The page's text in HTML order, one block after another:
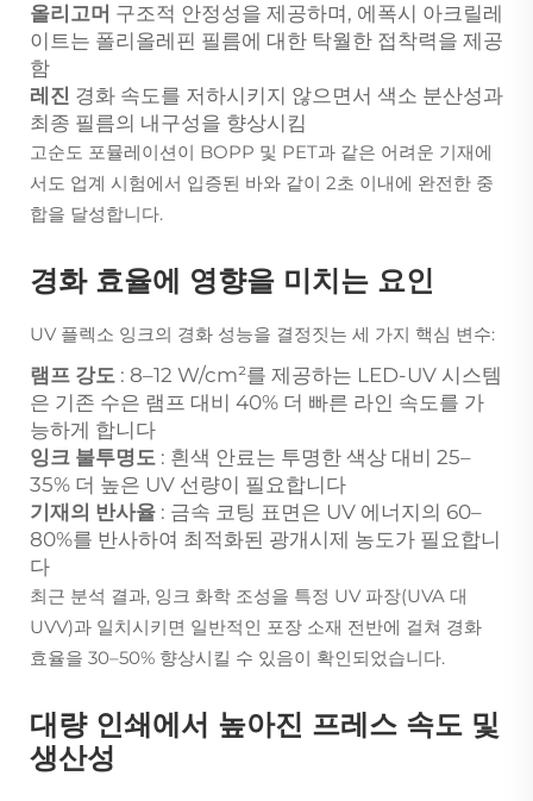
올리고머 구조적 안정성을 제공하며, 에폭시 아크릴레
이트는 폴리올레핀 필름에 대한 탁월한 접착력을 제공
함
레진 경화 속도를 저하시키지 않으면서 색소 분산성과
최종 필름의 내구성을 향상시킴
고순도 포뮬레이션이 BOPP 및 PET과 같은 어려운 기재에
서도 업계 시험에서 입증된 바와 같이 2초 이내에 완전한 중
합을 달성합니다.
경화 효율에 영향을 미치는 요인
UV 플렉소 잉크의 경화 성능을 결정짓는 세 가지 핵심 변수:
램프 강도 : 8–12 W/cm²를 제공하는 LED-UV 시스템
은 기존 수은 램프 대비 40% 더 빠른 라인 속도를 가
능하게 합니다
잉크 불투명도 : 흰색 안료는 투명한 색상 대비 25–
35% 더 높은 UV 선량이 필요합니다
기재의 반사율 : 금속 코팅 표면은 UV 에너지의 60–
80%를 반사하여 최적화된 광개시제 농도가 필요합니
다
최근 분석 결과, 잉크 화학 조성을 특정 UV 파장(UVA 대
UVV)과 일치시키면 일반적인 포장 소재 전반에 걸쳐 경화
효율을 30–50% 향상시킬 수 있음이 확인되었습니다.
대량 인쇄에서 높아진 프레스 속도 및
생산성